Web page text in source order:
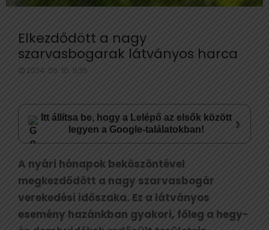
Elkezdődött a nagy
szarvasbogarak látványos harca
2024. 06. 10. 11:35
Itt állítsa be, hogy a Lelépő az elsők között
legyen a Google-találatokban!
›
A nyári hónapok beköszöntével
megkezdődött a nagy szarvasbogár
verekedési időszaka. Ez a látványos
esemény hazánkban gyakori, főleg a hegy-